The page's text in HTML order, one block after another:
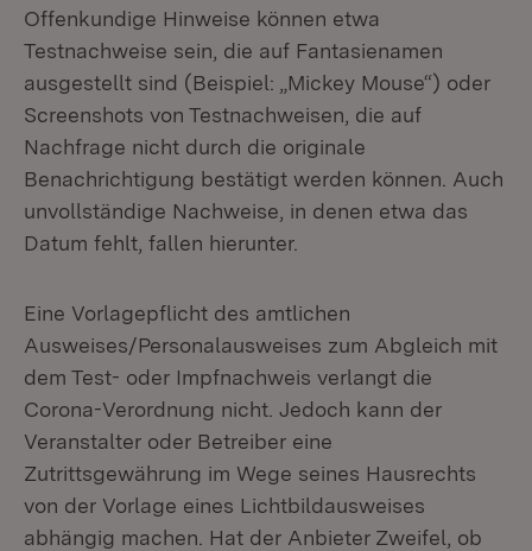
Offenkundige Hinweise können etwa
Testnachweise sein, die auf Fantasienamen
ausgestellt sind (Beispiel: „Mickey Mouse“) oder
Screenshots von Testnachweisen, die auf
Nachfrage nicht durch die originale
Benachrichtigung bestätigt werden können. Auch
unvollständige Nachweise, in denen etwa das
Datum fehlt, fallen hierunter.
Eine Vorlagepflicht des amtlichen
Ausweises/Personalausweises zum Abgleich mit
dem Test- oder Impfnachweis verlangt die
Corona-Verordnung nicht. Jedoch kann der
Veranstalter oder Betreiber eine
Zutrittsgewährung im Wege seines Hausrechts
von der Vorlage eines Lichtbildausweises
abhängig machen. Hat der Anbieter Zweifel, ob